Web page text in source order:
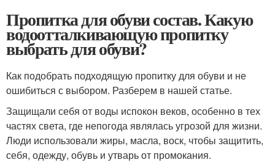
Пропитка для обуви состав. Какую
водоотталкивающую пропитку
выбрать для обуви?
Как подобрать подходящую пропитку для обуви и не
ошибиться с выбором. Разберем в нашей статье.
Защищали себя от воды испокон веков, особенно в тех
частях света, где непогода являлась угрозой для жизни.
Люди использовали жиры, масла, воск, чтобы защитить,
себя, одежду, обувь и утварь от промокания.